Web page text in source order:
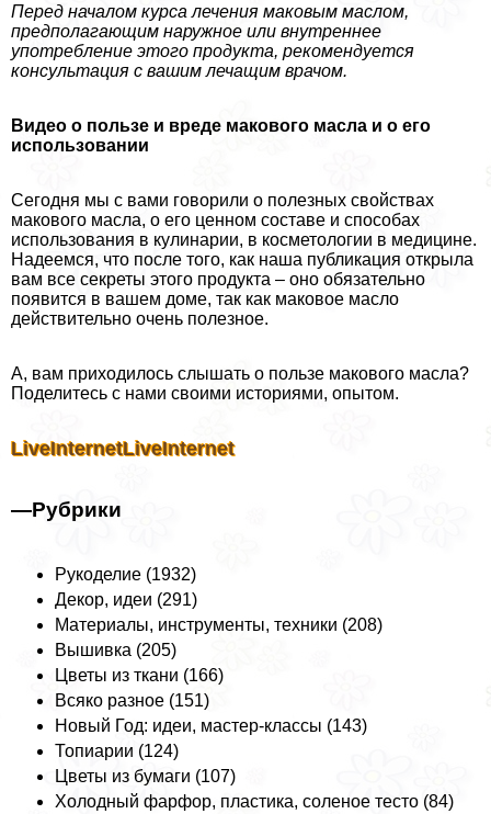
Перед началом курса лечения маковым маслом,
предполагающим наружное или внутреннее
употрeбление этого продукта, рекомендуется
консультация с вашим лечащим врачом.
Видео о пользе и вреде макового масла и о его
использовании
Сегодня мы с вами говорили о полезных свойствах
макового масла, о его ценном составе и способах
использования в кулинарии, в косметологии в медицине.
Надеемся, что после того, как наша публикация открыла
вам все секреты этого продукта – оно обязательно
появится в вашем доме, так как маковое масло
действительно очень полезное.
А, вам приходилось слышать о пользе макового масла?
Поделитесь с нами своими историями, опытом.
LiveInternetLiveInternet
—Рубрики
Рукоделие (1932)
Декор, идеи (291)
Материалы, инструменты, техники (208)
Вышивка (205)
Цветы из ткани (166)
Всяко разное (151)
Новый Год: идеи, мастер-классы (143)
Топиарии (124)
Цветы из бумаги (107)
Холодный фарфор, пластика, соленое тесто (84)